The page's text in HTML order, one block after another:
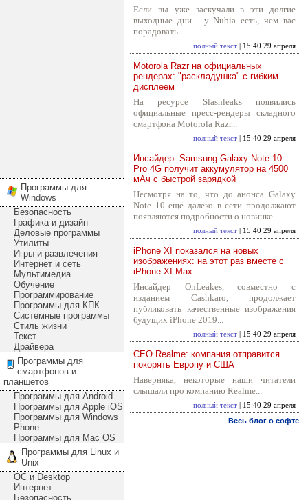
Программы для
Windows
Безопасность
Графика и дизайн
Деловые программы
Утилиты
Игры и развлечения
Интернет и сеть
Мультимедиа
Обучение
Программирование
Программы для КПК
Системные программы
Стиль жизни
Текст
Драйвера
Программы для
смартфонов и
планшетов
Программы для Android
Программы для Apple iOS
Программы для Windows
Phone
Программы для Mac OS
Программы для Linux и
Unix
ОС и Desktop
Интернет
Безопасность
Если вы уже заскучали в эти долгие
выходные дни - у Nubia есть, чем вас
порадовать...
полный текст | 15:40 29 апреля
Motorola Razr на официальных
рендерах: "раскладушка" с гибким
дисплеем
На ресурсе Slashleaks появились
официальные пресс-рендеры складного
смартфона Motorola Razr...
полный текст | 15:40 29 апреля
Инсайдер: Samsung Galaxy Note 10
Pro 4G получит аккумулятор на 4500
мАч с быстрой зарядкой
Несмотря на то, что до анонса Galaxy
Note 10 ещё далеко в сети продолжают
появляются подробности о новинке...
полный текст | 15:40 29 апреля
iPhone XI показался на новых
изображениях: на этот раз вместе с
iPhone XI Max
Инсайдер OnLeakes, совместно с
изданием Cashkaro, продолжает
публиковать качественные изображения
будущих iPhone 2019...
полный текст | 15:40 29 апреля
CEO Realme: компания отправится
покорять Европу и США
Наверняка, некоторые наши читатели
слышали про компанию Realme...
полный текст | 15:40 29 апреля
Весь блог о софте